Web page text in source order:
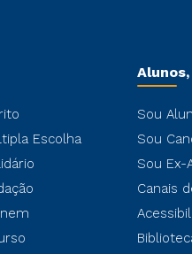
Escolha
Sou
Sou
Sou Ex-
Canais